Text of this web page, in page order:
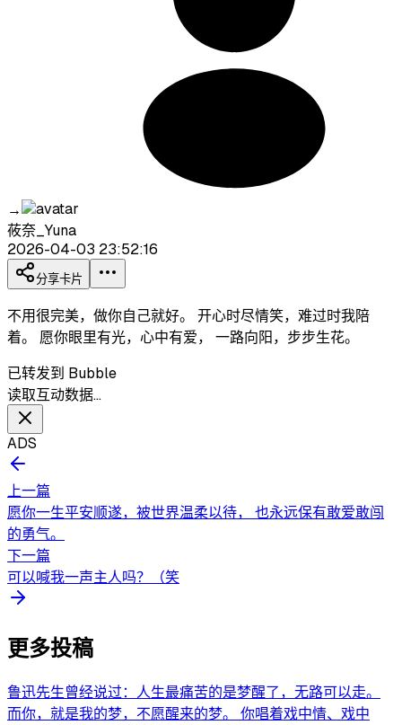
→
莜奈_Yuna
2026-04-03 23:52:16
分享卡片
不用很完美，做你自己就好。 开心时尽情笑，难过时我陪
着。 愿你眼里有光，心中有爱， 一路向阳，步步生花。
已转发到 Bubble
读取互动数据…
ADS
上一篇
愿你一生平安顺遂，被世界温柔以待， 也永远保有敢爱敢闯
的勇气。
下一篇
可以喊我一声主人吗？（笑
更多投稿
鲁迅先生曾经说过：人生最痛苦的是梦醒了，无路可以走。
而你，就是我的梦，不愿醒来的梦。 你唱着戏中情、戏中